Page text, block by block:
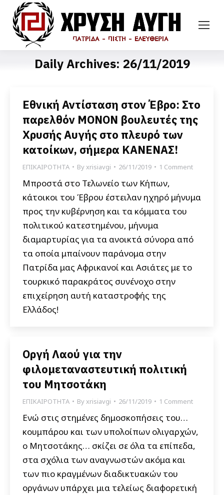
Daily Archives: 26/11/2019
Εθνική Αντίσταση στον Έβρο: Στο
παρελθόν ΜΟΝΟΝ βουλευτές της
Χρυσής Αυγής στο πλευρό των
κατοίκων, σήμερα ΚΑΝΕΝΑΣ!
ΕΠΙΚΑΙΡΟΤΗΤΑ Byxrisiavgi 26/11/2019 1 Comment
Μπροστά στο Τελωνείο των Κήπων,
κάτοικοι του Έβρου έστειλαν ηχηρό μήνυμα
προς την κυβέρνηση και τα κόμματα του
πολιτικού κατεστημένου, μήνυμα
διαμαρτυρίας για τα ανοικτά σύνορα από
τα οποία μπαίνουν παράνομα στην
Πατρίδα μας Αφρικανοί και Ασιάτες με το
τουρκικό παρακράτος συνένοχο στην
επιχείρηση αυτή καταστροφής της
Ελλάδος!
Οργή Λαού για την
φιλομεταναστευτική πολιτική
του Μητσοτάκη
ΕΠΙΚΑΙΡΟΤΗΤΑ Byxrisiavgi 26/11/2019 1 Comment
Ενώ στις στημένες δημοσκοπήσεις του…
κουμπάρου και των υπολοίπων ολιγαρχών,
ο Μητσοτάκης… σκίζει σε όλα τα επίπεδα,
στα σχόλια των αναγνωστών ακόμα και
των πιο κραγμένων διαδικτυακών του
οργάνων υπάρχει μια τελείως διαφορετική